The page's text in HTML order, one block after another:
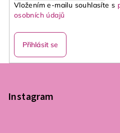
Vložením e-mailu souhlasíte s
osobních údajů
Přihlásit se
Z
Instagram